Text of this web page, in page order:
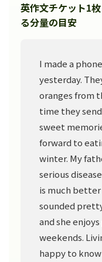
英作文チケット1
る分量の目安
I made a
yesterday.
oranges from
time they
sweet
forward to
winter. My
serious
is much better
sounded
and she
weekends.
happy to